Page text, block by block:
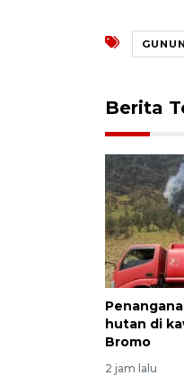
Berita
hutan di
Bromo
2 jam lalu